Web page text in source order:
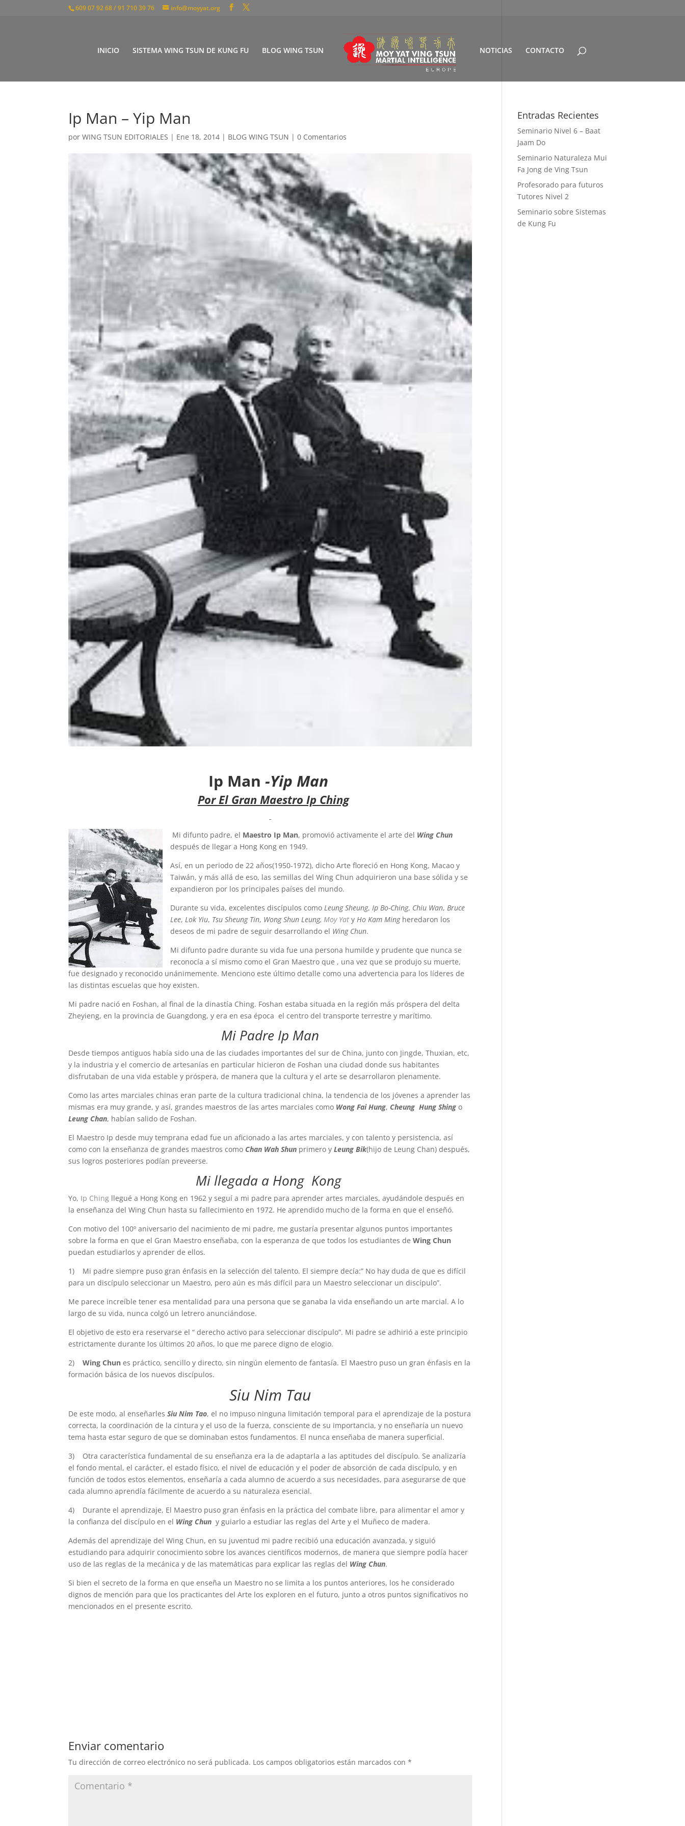
609 07 92 68 / 91 710 39 76 info@moyyat.org
INICIO SISTEMA WING TSUN DE KUNG FU BLOG WING TSUN NOTICIAS CONTACTO
Ip Man – Yip Man
porWING TSUN EDITORIALES | Ene 18, 2014 | BLOG WING TSUN |0 Comentarios
Ip Man -Yip Man
Por El Gran Maestro Ip Ching
Mi difunto padre, el Maestro Ip Man, promovió activamente el arte del Wing Chun
después de llegar a Hong Kong en 1949.
Así, en un periodo de 22 años(1950-1972), dicho Arte floreció en Hong Kong, Macao y
Taiwán, y más allá de eso, las semillas del Wing Chun adquirieron una base sólida y se
expandieron por los principales países del mundo.
Durante su vida, excelentes discípulos comoLeung Sheung,Ip Bo-Ching, Chiu Wan,Bruce
Lee,Lok Yiu, Tsu Sheung Tin, Wong Shun Leung,Moy Yat yHo Kam Mingheredaron los
deseos de mi padre de seguir desarrollando el Wing Chun.
Mi difunto padre durante su vida fue una persona humilde y prudente que nunca se
reconocía a sí mismo como el Gran Maestro que , una vez que se produjo su muerte,
fue designado y reconocido unánimemente. Menciono este último detalle como una advertencia para los líderes de
las distintas escuelas que hoy existen.
Mi padre nació en Foshan, al final de la dinastía Ching. Foshan estaba situada en la región más próspera del delta
Zheyieng, en la provincia de Guangdong, y era en esa época el centro del transporte terrestre y marítimo.
Mi Padre Ip Man
Desde tiempos antiguos había sido una de las ciudades importantes del sur de China, junto con Jingde, Thuxian, etc,
y la industria y el comercio de artesanías en particular hicieron de Foshan una ciudad donde sus habitantes
disfrutaban de una vida estable y próspera, de manera que la cultura y el arte se desarrollaron plenamente.
Como las artes marciales chinas eran parte de la cultura tradicional china, la tendencia de los jóvenes a aprender las
mismas era muy grande, y así, grandes maestros de las artes marciales como Wong Fai Hung, Cheung Hung Shing o
Leung Chan, habían salido de Foshan.
El Maestro Ip desde muy temprana edad fue un aficionado a las artes marciales, y con talento y persistencia, así
como con la enseñanza de grandes maestros como Chan Wah Shun primero yLeung Bik(hijo de Leung Chan) después,
sus logros posteriores podían preveerse.
Mi llegada a Hong Kong
Yo, Ip Ching llegué a Hong Kong en 1962 y seguí a mi padre para aprender artes marciales, ayudándole después en
la enseñanza del Wing Chun hasta su fallecimiento en 1972. He aprendido mucho de la forma en que el enseñó.
Con motivo del 100º aniversario del nacimiento de mi padre, me gustaría presentar algunos puntos importantes
sobre la forma en que el Gran Maestro enseñaba, con la esperanza de que todos los estudiantes deWing Chun
puedan estudiarlos y aprender de ellos.
1) Mi padre siempre puso gran énfasis en la selección del talento. El siempre decía:” No hay duda de que es difícil
para un discípulo seleccionar un Maestro, pero aún es más difícil para un Maestro seleccionar un discípulo”.
Me parece increíble tener esa mentalidad para una persona que se ganaba la vida enseñando un arte marcial. A lo
largo de su vida, nunca colgó un letrero anunciándose.
El objetivo de esto era reservarse el “ derecho activo para seleccionar discípulo”. Mi padre se adhirió a este principio
estrictamente durante los últimos 20 años, lo que me parece digno de elogio.
2)
Wing Chun es práctico, sencillo y directo, sin ningún elemento de fantasía. El Maestro puso un gran énfasis en la
formación básica de los nuevos discípulos.
Siu Nim Tau
De este modo, al enseñarlesSiu Nim Tao, el no impuso ninguna limitación temporal para el aprendizaje de la postura
correcta, la coordinación de la cintura y el uso de la fuerza, consciente de su importancia, y no enseñaría un nuevo
tema hasta estar seguro de que se dominaban estos fundamentos. El nunca enseñaba de manera superficial.
3) Otra característica fundamental de su enseñanza era la de adaptarla a las aptitudes del discípulo. Se analizaría
el fondo mental, el carácter, el estado físico, el nivel de educación y el poder de absorción de cada discípulo, y en
función de todos estos elementos, enseñaría a cada alumno de acuerdo a sus necesidades, para asegurarse de que
cada alumno aprendía fácilmente de acuerdo a su naturaleza esencial.
4) Durante el aprendizaje, El Maestro puso gran énfasis en la práctica del combate libre, para alimentar el amor y
la confianza del discípulo en el Wing Chun y guiarlo a estudiar las reglas del Arte y el Muñeco de madera.
Además del aprendizaje del Wing Chun, en su juventud mi padre recibió una educación avanzada, y siguió
estudiando para adquirir conocimiento sobre los avances científicos modernos, de manera que siempre podía hacer
uso de las reglas de la mecánica y de las matemáticas para explicar las reglas del Wing Chun.
Si bien el secreto de la forma en que enseña un Maestro no se limita a los puntos anteriores, los he considerado
dignos de mención para que los practicantes del Arte los exploren en el futuro, junto a otros puntos significativos no
mencionados en el presente escrito.
Enviar comentario
Tu dirección de correo electrónico no será publicada. Los campos obligatorios están marcados con*
Entradas Recientes
Seminario Nivel 6 – Baat
Jaam Do
Seminario Naturaleza Mui
Fa Jong de Ving Tsun
Profesorado para futuros
Tutores Nivel 2
Seminario sobre Sistemas
de Kung Fu